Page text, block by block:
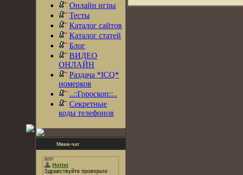
Онлайн игры
Тесты
Каталог сайтов
Каталог статей
Блог
ВИДЕО
ОНЛАЙН
Раздача *ICQ*
номерков
..::Гороскоп::..
Секретные
коды телефонов
Мини-чат